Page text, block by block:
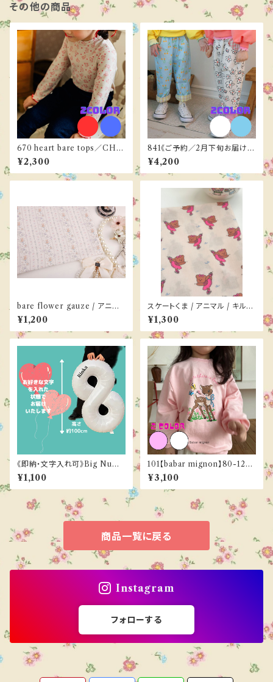
その他の商品
670 heart bare tops／CHO
UCHOU SHASHA 90-130c
m《ご予約／９月下旬お届け》
¥2,300
841《ご予約／2月下旬お届け》
poteau pants ／BONNE 87-
124cm
¥4,200
bare flower gauze / アニマ
ル / ガーゼ
¥1,200
スケートくま / アニマル / キルテ
ィング
¥1,300
《即納・文字入れ可》Big Numb
er balloon（１color）
¥1,100
101【babar mignon】80-120c
m《ご予約／３月下旬お届け》
¥3,100
商品一覧に戻る
Instagram
フォローする